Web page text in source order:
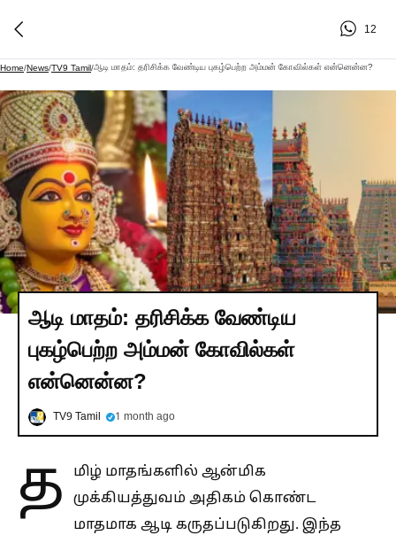
12
Home/News/TV9 Tamil/ஆடி மாதம்: தரிசிக்க வேண்டிய புகழ்பெற்ற அம்மன் கோவில்கள் என்னென்ன?
ஆடி மாதம்: தரிசிக்க வேண்டிய
புகழ்பெற்ற அம்மன் கோவில்கள்
என்னென்ன?
TV9 Tamil 1 month ago
த
மிழ் மாதங்களில் ஆன்மிக
முக்கியத்துவம் அதிகம் கொண்ட
மாதமாக ஆடி கருதப்படுகிறது. இந்த